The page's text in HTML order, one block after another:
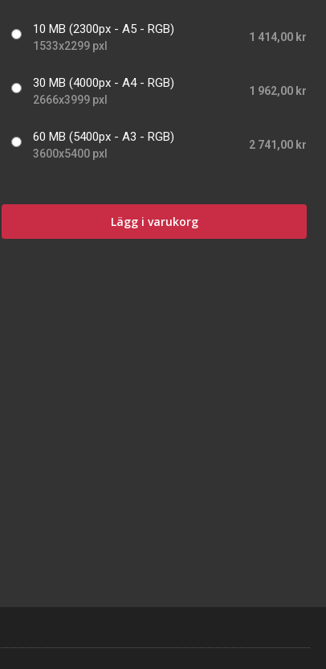
10 MB (2300px - A5 - RGB)
1533x2299 pxl
1 414,00 kr
30 MB (4000px - A4 - RGB)
2666x3999 pxl
1 962,00 kr
60 MB (5400px - A3 - RGB)
3600x5400 pxl
2 741,00 kr
Lägg i varukorg